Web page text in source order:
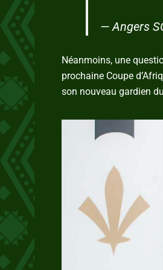
— Angers
Néanmoins, une
prochaine Coupe
son nouveau gardien